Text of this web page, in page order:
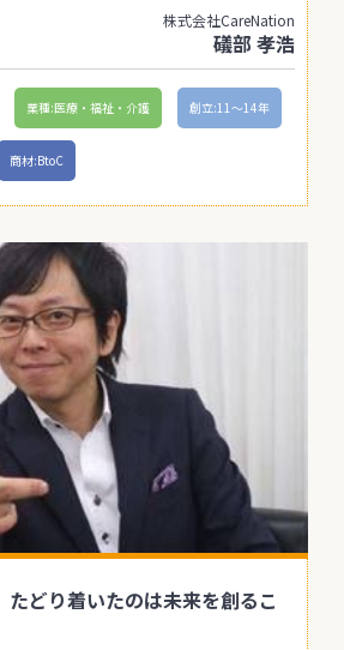
株式会社CareNation
礒部 孝浩
業種:医療・福祉・介護 創立:11〜14年
商材:BtoC
たどり着いたのは未来を創るこ